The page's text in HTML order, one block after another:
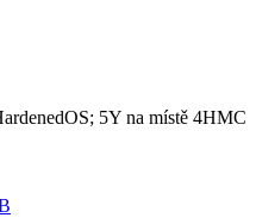
5Y na místě 4HMC